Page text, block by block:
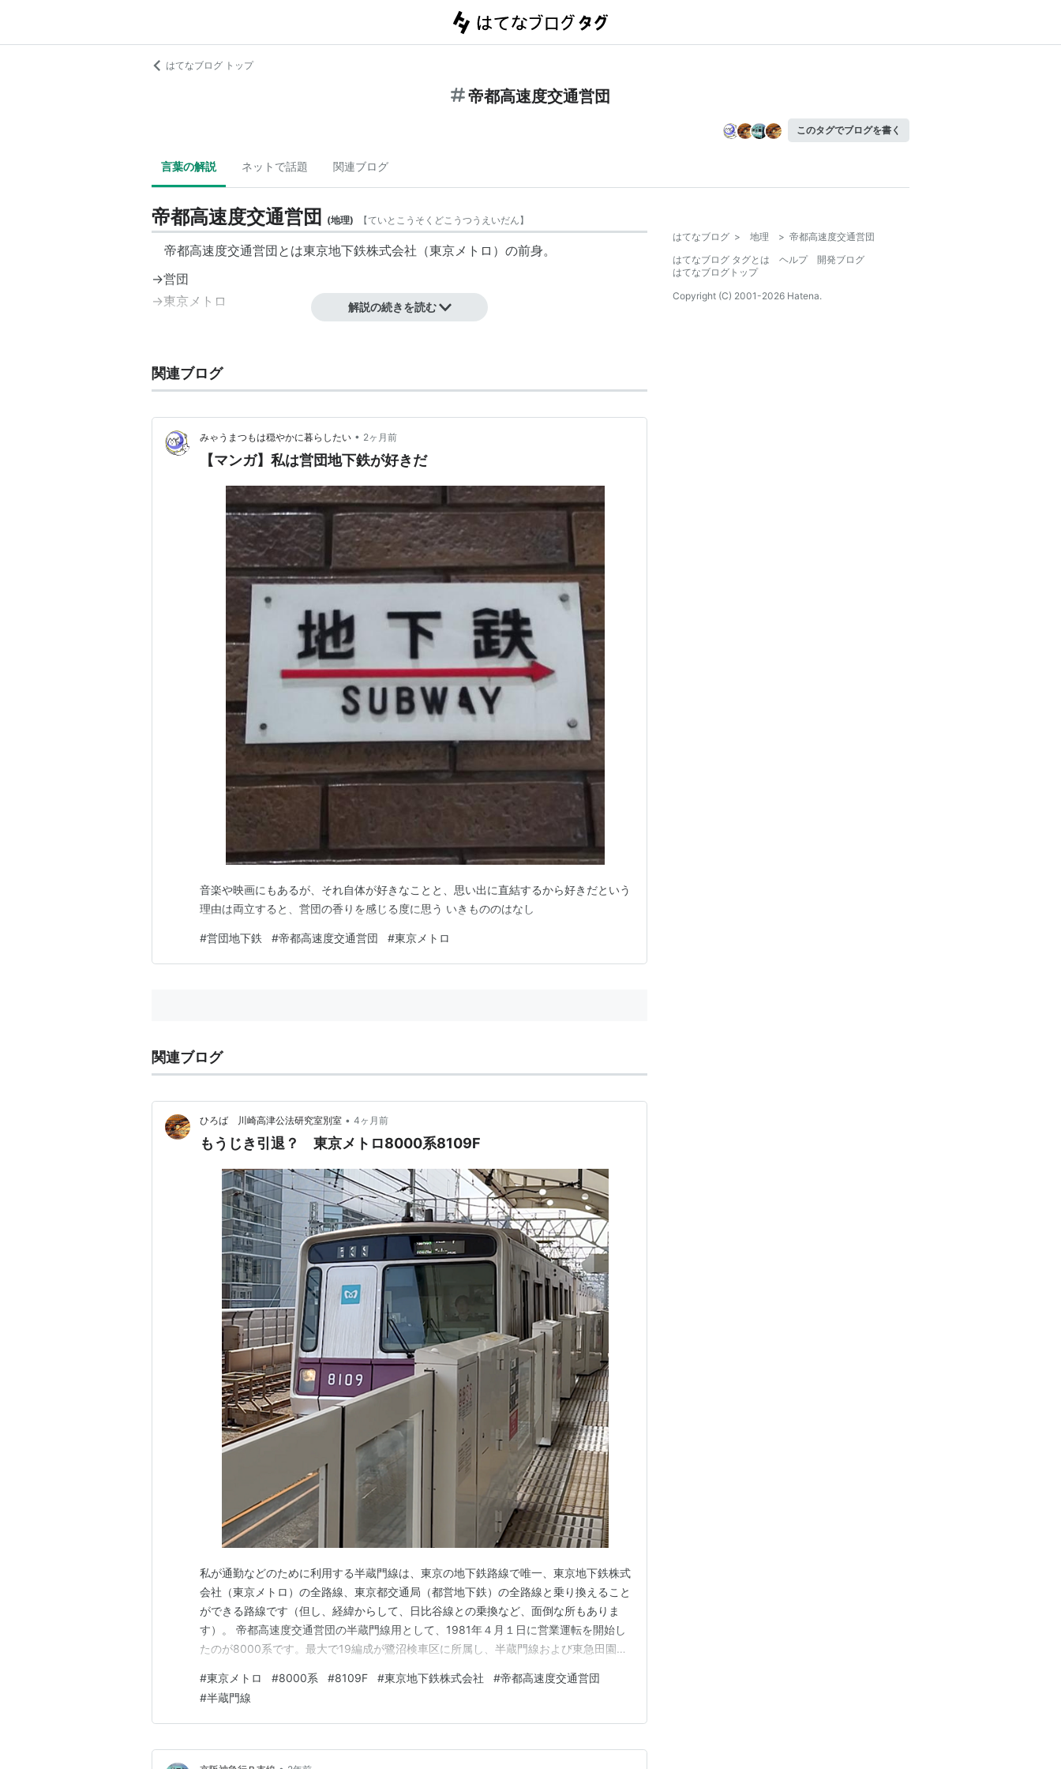
はてなブログ トップ
帝都高速度交通営団
このタグでブログを書く
言葉の解説 ネットで話題 関連ブログ
帝都高速度交通営団 (地理) 【ていとこうそくどこうつうえいだん】
帝都高速度交通営団とは東京地下鉄株式会社（東京メトロ）の前身。
→営団
→東京メトロ 解説の続きを読む
関連ブログ
みゃうまつもは穏やかに暮らしたい • 2ヶ月前
【マンガ】私は営団地下鉄が好きだ
音楽や映画にもあるが、それ自体が好きなことと、思い出に直結するから好きだという
理由は両立すると、営団の香りを感じる度に思う いきもののはなし
#営団地下鉄 #帝都高速度交通営団 #東京メトロ
関連ブログ
ひろば 川崎高津公法研究室別室 • 4ヶ月前
もうじき引退？ 東京メトロ8000系8109F
私が通勤などのために利用する半蔵門線は、東京の地下鉄路線で唯一、東京地下鉄株式
会社（東京メトロ）の全路線、東京都交通局（都営地下鉄）の全路線と乗り換えること
ができる路線です（但し、経緯からして、日比谷線との乗換など、面倒な所もありま
す）。 帝都高速度交通営団の半蔵門線用として、1981年４月１日に営業運転を開始し
たのが8000系です。最大で19編成が鷺沼検車区に所属し、半蔵門線および東急田園都
換えられることとなり、姿を消しつつあります。 現在は、上の写真の8109Fと8116F
のみが残っています。 8000系は、2…
#東京メトロ #8000系 #8109F #東京地下鉄株式会社 #帝都高速度交通営団
#半蔵門線
はてなブログ > 地理 > 帝都高速度交通営団
はてなブログ タグとは
ヘルプ
開発ブログ
はてなブログトップ
Copyright (C) 2001-2026 Hatena.